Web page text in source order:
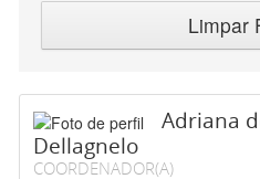
Limpar
Adriana
Dellagnelo
COORDENADOR(A)